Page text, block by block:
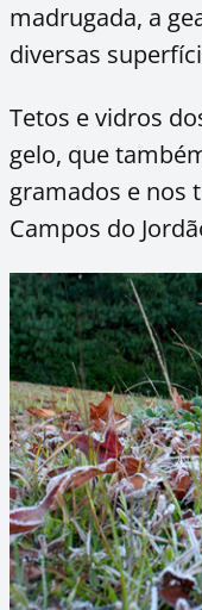
madrugada, a
diversas
Tetos e vidros
gelo, que
gramados e nos
Campos do